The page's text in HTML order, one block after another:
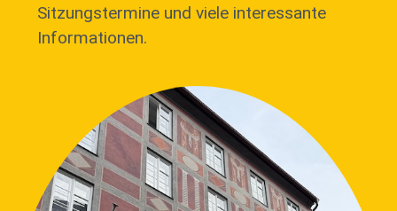
Sitzungstermine und viele interessante
Informationen.